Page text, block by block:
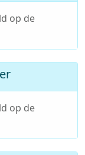
op de
op de